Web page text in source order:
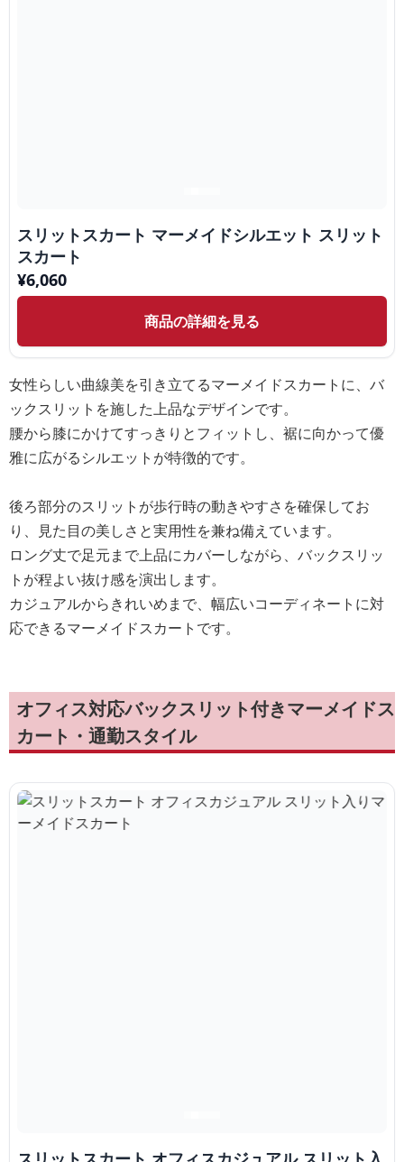
スリットスカート マーメイドシルエット スリット
スカート
¥6,060
商品の詳細を見る
女性らしい曲線美を引き立てるマーメイドスカートに、バ
ックスリットを施した上品なデザインです。
腰から膝にかけてすっきりとフィットし、裾に向かって優
雅に広がるシルエットが特徴的です。
後ろ部分のスリットが歩行時の動きやすさを確保してお
り、見た目の美しさと実用性を兼ね備えています。
ロング丈で足元まで上品にカバーしながら、バックスリッ
トが程よい抜け感を演出します。
カジュアルからきれいめまで、幅広いコーディネートに対
応できるマーメイドスカートです。
オフィス対応バックスリット付きマーメイドス
カート・通勤スタイル